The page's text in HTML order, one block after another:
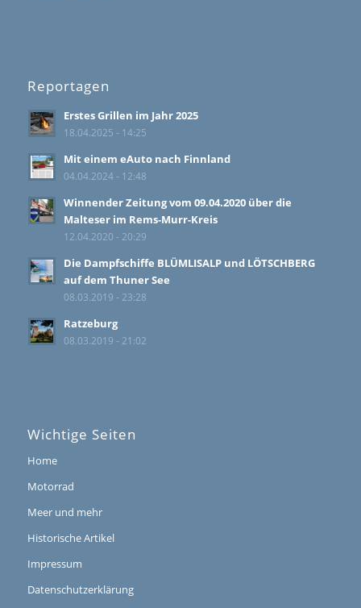
Reportagen
Erstes Grillen im Jahr 2025
18.04.2025 - 14:25
Mit einem eAuto nach Finnland
04.04.2024 - 12:48
Winnender Zeitung vom 09.04.2020 über die
Malteser im Rems-Murr-Kreis
12.04.2020 - 20:29
Die Dampfschiffe BLÜMLISALP und LÖTSCHBERG
auf dem Thuner See
08.03.2019 - 23:28
Ratzeburg
08.03.2019 - 21:02
Wichtige Seiten
Home
Motorrad
Meer und mehr
Historische Artikel
Impressum
Datenschutzerklärung